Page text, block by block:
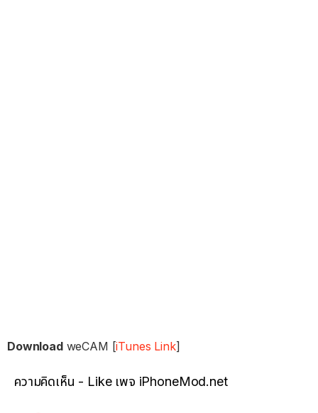
DownloadweCAM [iTunes Link]
ความคิดเห็น - Like เพจ iPhoneMod.net